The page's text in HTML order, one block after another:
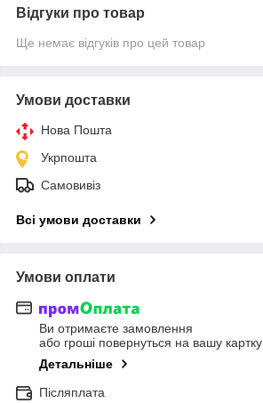
Відгуки про товар
Ще немає відгуків про цей товар
Умови доставки
Нова Пошта
Укрпошта
Самовивіз
Всі умови доставки
Умови оплати
Ви отримаєте замовлення
або гроші повернуться на вашу картку
Детальніше
Післяплата